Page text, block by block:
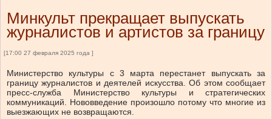
Минкульт прекращает выпускать
журналистов и артистов за границу
[17:00 27 февраля 2025 года ]
Министерство культуры с 3 марта перестанет выпускать за
границу журналистов и деятелей искусства. Об этом сообщает
пресс-служба Министерство культуры и стратегических
коммуникаций. Нововведение произошло потому что многие из
выезжающих не возвращаются.